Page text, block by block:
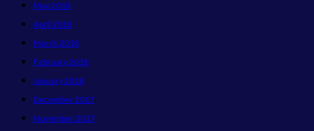
May 2018
April 2018
March 2018
February 2018
January 2018
December 2017
November 2017